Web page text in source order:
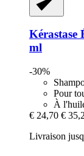
Kérastase
ml
-30%
Pour
À
€ 24,70 €
Livraison